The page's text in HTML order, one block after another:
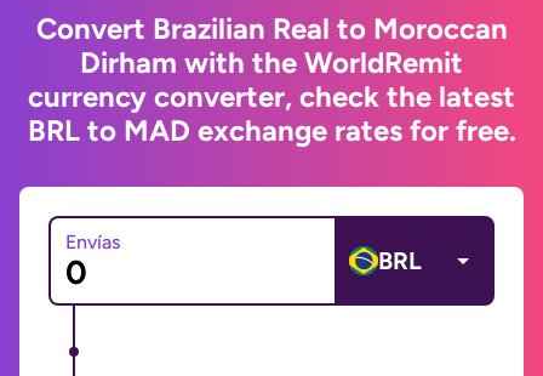
Convert Brazilian Real to Moroccan
Dirham with the WorldRemit
currency converter, check the latest
BRL to MAD exchange rates for free.
Envías
BRL